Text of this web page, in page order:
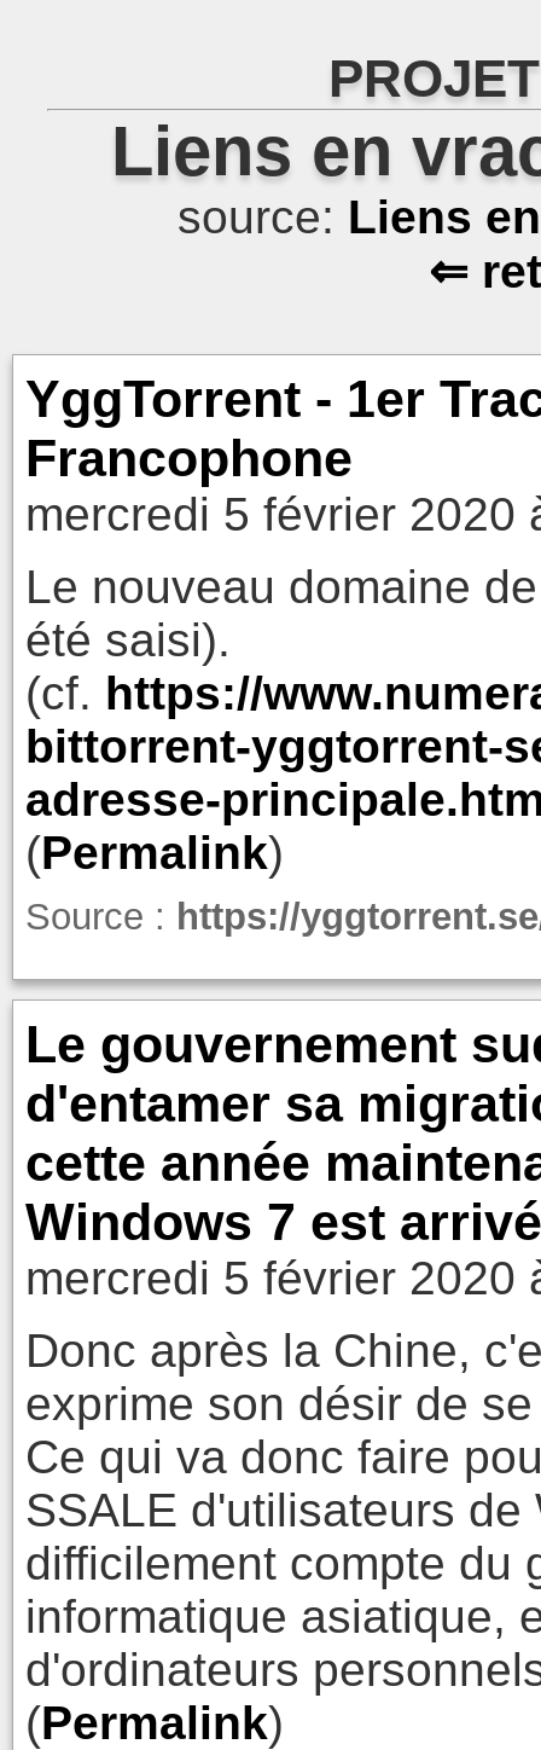
Liens en
source: Liens
⇐
YggTorrent - 1er
Francophone
mercredi 5 février 2020
Le nouveau domaine
été saisi).
(cf. https://
bittorrent-yggtorrent-
adresse-
(Permalink)
Source : https://
Le gouvernement
d'entamer sa
cette année
Windows 7 est
mercredi 5 février 2020
Donc après la Chine,
exprime son désir de
Ce qui va donc faire
SSALE d'utilisateurs
difficilement compte du
informatique asiatique,
d'ordinateurs
(Permalink)